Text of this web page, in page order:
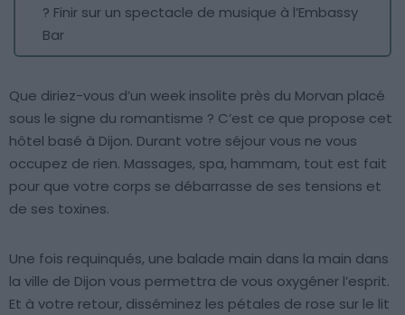
? Finir sur un spectacle de musique à l’Embassy
Bar
Que diriez-vous d’un week insolite près du Morvan placé
sous le signe du romantisme ? C’est ce que propose cet
hôtel basé à Dijon. Durant votre séjour vous ne vous
occupez de rien. Massages, spa, hammam, tout est fait
pour que votre corps se débarrasse de ses tensions et
de ses toxines.
Une fois requinqués, une balade main dans la main dans
la ville de Dijon vous permettra de vous oxygéner l’esprit.
Et à votre retour, disséminez les pétales de rose sur le lit